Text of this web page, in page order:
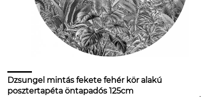
Dzsungel mintás fekete fehér kör alakú
posztertapéta öntapadós 125cm